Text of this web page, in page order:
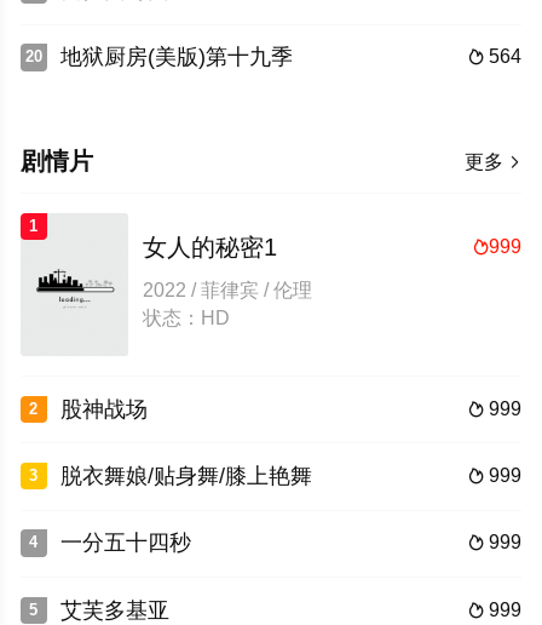
20  564
地狱厨房(美版)第十九季
更多 
剧情片
1
999
女人的秘密1
2022 / 菲律宾 / 伦理
状态：HD
2  999
股神战场
3  999
脱衣舞娘/贴身舞/膝上艳舞
4  999
一分五十四秒
5  999
艾芙多基亚